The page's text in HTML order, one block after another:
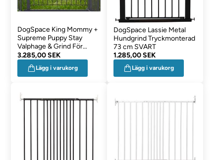
DogSpace King Mommy +
Supreme Puppy Stay
Valphage & Grind För
Hund
3.285,00 SEK
Lägg i varukorg
DogSpace Lassie Metal
Hundgrind Tryckmonterad
73 cm SVART
1.285,00 SEK
Lägg i varukorg